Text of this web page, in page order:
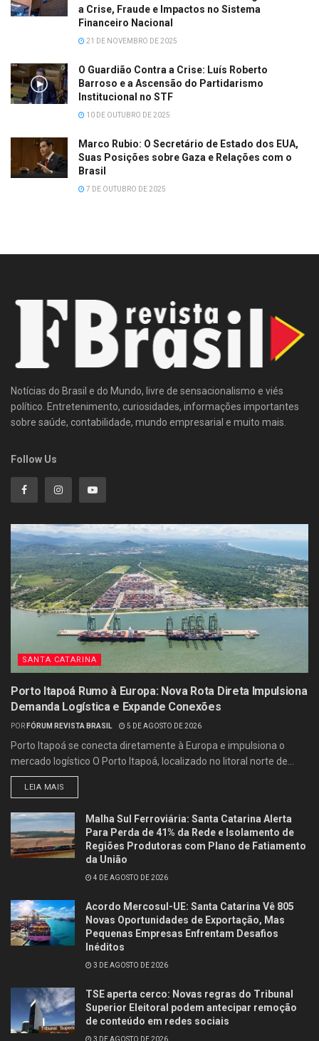
a Crise, Fraude e Impactos no Sistema
Financeiro Nacional
21 DE NOVEMBRO DE 2025
O Guardião Contra a Crise: Luís Roberto
Barroso e a Ascensão do Partidarismo
Institucional no STF
10 DE OUTUBRO DE 2025
Marco Rubio: O Secretário de Estado dos EUA,
Suas Posições sobre Gaza e Relações com o
Brasil
7 DE OUTUBRO DE 2025
Notícias do Brasil e do Mundo, livre de sensacionalismo e viés
político. Entretenimento, curiosidades, informações importantes
sobre saúde, contabilidade, mundo empresarial e muito mais.
Follow Us
SANTA CATARINA
Porto Itapoá Rumo à Europa: Nova Rota Direta Impulsiona
Demanda Logística e Expande Conexões
POR FÓRUM REVISTA BRASIL 5 DE AGOSTO DE 2026
Porto Itapoá se conecta diretamente à Europa e impulsiona o
mercado logístico O Porto Itapoá, localizado no litoral norte de...
LEIA MAIS
Malha Sul Ferroviária: Santa Catarina Alerta
Para Perda de 41% da Rede e Isolamento de
Regiões Produtoras com Plano de Fatiamento
da União
4 DE AGOSTO DE 2026
Acordo Mercosul-UE: Santa Catarina Vê 805
Novas Oportunidades de Exportação, Mas
Pequenas Empresas Enfrentam Desafios
Inéditos
3 DE AGOSTO DE 2026
TSE aperta cerco: Novas regras do Tribunal
Superior Eleitoral podem antecipar remoção
de conteúdo em redes sociais
3 DE AGOSTO DE 2026